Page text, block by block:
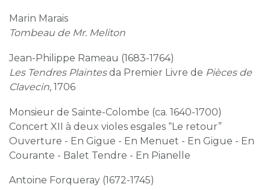
Marin Marais
Tombeau de Mr. Meliton
Jean-Philippe Rameau (1683-1764)
Les Tendres Plaintesda Premier Livre de Pièces de
Clavecin, 1706
Monsieur de Sainte-Colombe (ca. 1640-1700)
Concert XII à deux violes esgales “Le retour”
Ouverture - En Gigue - En Menuet - En Gigue - En
Courante - Balet Tendre - En Pianelle
Antoine Forqueray (1672-1745)